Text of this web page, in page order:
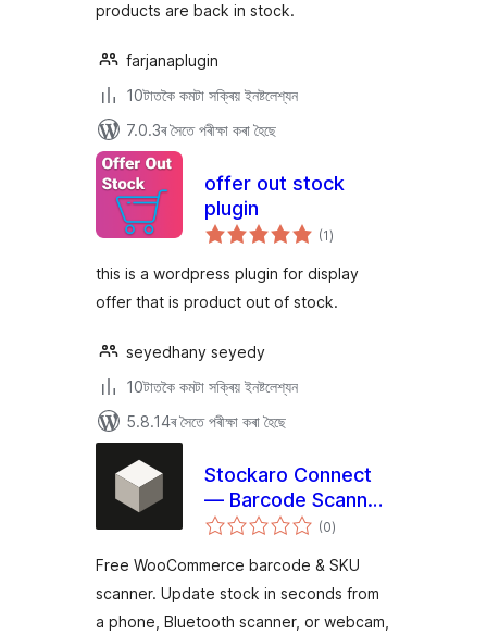
products are back in stock.
farjanaplugin
10টাতকৈ কমটা সক্ৰিয় ইনষ্টলেশ্যন
7.0.3ৰ সৈতে পৰীক্ষা কৰা হৈছে
offer out stock
plugin
(1টা
মুঠ)
this is a wordpress plugin for display
offer that is product out of stock.
seyedhany seyedy
10টাতকৈ কমটা সক্ৰিয় ইনষ্টলেশ্যন
5.8.14ৰ সৈতে পৰীক্ষা কৰা হৈছে
Stockaro Connect
— Barcode Scanner
for WooCommerce
(0টা
মুঠ)
Free WooCommerce barcode & SKU
scanner. Update stock in seconds from
a phone, Bluetooth scanner, or webcam,